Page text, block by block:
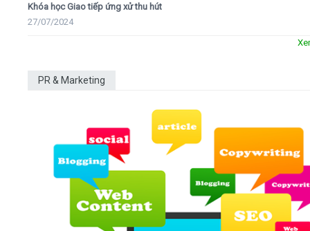
Khóa học Giao tiếp ứng xử thu hút
27/07/2024
PR & Marketing